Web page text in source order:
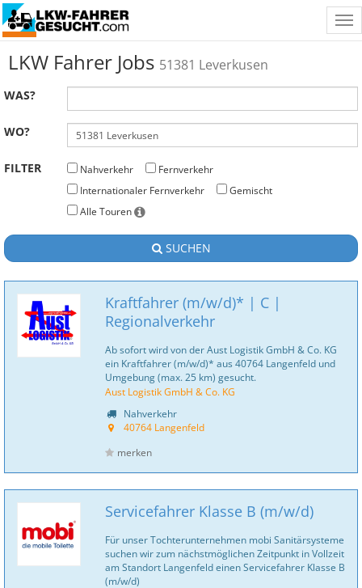
LKW Fahrer Jobs 51381 Leverkusen
WAS?
WO?
FILTER Nahverkehr
Fernverkehr
Internationaler Fernverkehr
Gemischt
Alle Touren
SUCHEN
Kraftfahrer (m/w/d)* | C |
Regionalverkehr
Ab sofort wird von der Aust Logistik GmbH & Co. KG
ein Kraftfahrer (m/w/d)* aus 40764 Langenfeld und
Umgebung (max. 25 km) gesucht.
Aust Logistik GmbH & Co. KG
Nahverkehr
40764 Langenfeld
merken
Servicefahrer Klasse B (m/w/d)
Für unser Tochterunternehmen mobi Sanitär­systeme
suchen wir zum nächstmöglichen Zeitpunkt in Vollzeit
am Standort Langenfeld einen Servicefahrer Klasse B
(m/w/d)